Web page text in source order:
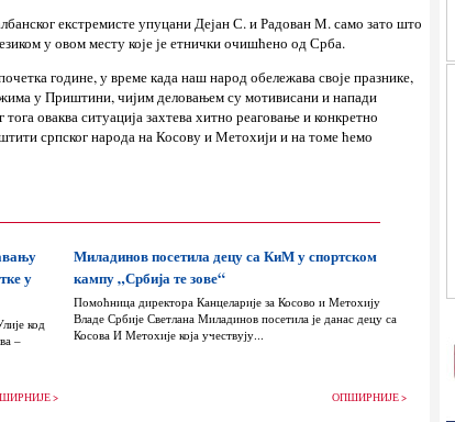
екстремисте упуцани Дејан С. и Радован М. само зато што
у овом месту које је етнички очишћено од Срба.
године, у време када наш народ обележава своје празнике,
у Приштини, чијим деловањем су мотивисани и напади
оваква ситуација захтева хитно реаговање и конкретно
српског народа на Косову и Метохији и на томе ћемо
у
код
–
>
Миладинов посетила децу са КиМ у спортском
кампу „Србија те зове“
Помоћница директора Канцеларије за Косово и Метохију
Владе Србије Светлана Миладинов посетила је данас децу са
Косова И Метохије која учествују...
ОПШИРНИЈЕ >